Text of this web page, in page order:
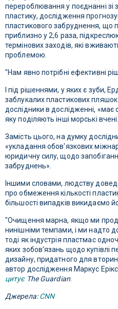
перероблювання у поєднанні
пластику, дослідження
пластикового забруднення, що
приблизно у 2,6 раза,
термінових заходів, які
проблемою.
"Нам явно потрібні ефективні
І під рішеннями, у яких є зуби,
заблукалих пластикових
дослідники в дослідженні,
яку поділяють інші морські вчені.
Замість цього, на думку
«укладання обов'язкових
юридичну силу, щодо
забруднень».
Іншими словами, людству
про обмеження кількості
більшості випадків викидаємо
"Очищення марна, якщо ми
нинішніми темпами, і ми надто
тоді як індустрія пластмас
яких зобов'язань щодо купівлі
дизайну, придатного для
автор дослідження Маркус
цитує The Guardian.
Джерела:CNN